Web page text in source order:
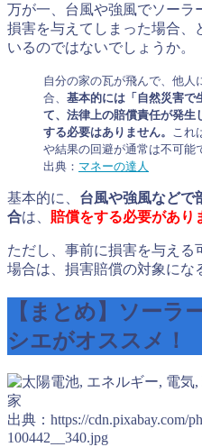
万が一、台風や強風でソーラ
損害を与えてしまった場合、
いるのではないでしょうか。
自分の家の瓦が飛んで、他人
合、 基本的には「自然災害で
て、法律上の賠償責任が発生
する必要はありません。
これ
や結果の回避が通常は不可能
出典： マネーの達人
基本的に、 台風や強風などで
合は、 賠償をする必要があり
ただし、事前に損害を与える
場合は、損害賠償の対象にな
【まとめ】ソーラ
シエがオススメ！
出典：https://cdn.pixabay.com/
100442__340.jpg